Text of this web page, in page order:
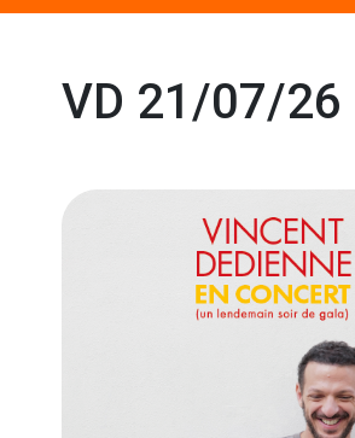
VD 21/07/26